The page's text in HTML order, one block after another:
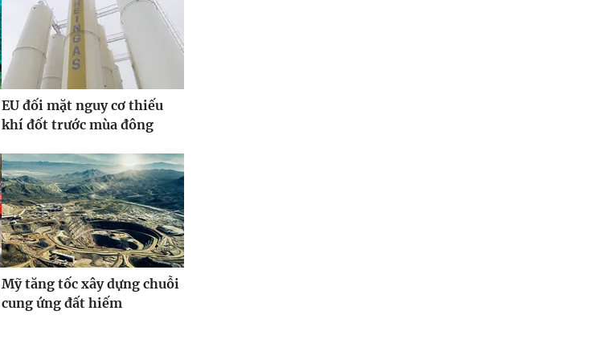
EU đối mặt nguy cơ thiếu
khí đốt trước mùa đông
Mỹ tăng tốc xây dựng chuỗi
cung ứng đất hiếm